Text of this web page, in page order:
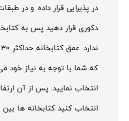
در پذیرایی قرار داده. و در
دکوری قرار دهید پس به
که شما با توجه به نیاز خود
انتخاب نمایید. پس از آن